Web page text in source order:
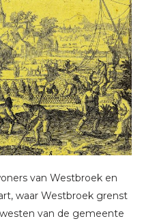
van Westbroek en
waar Westbroek grenst
van de gemeente